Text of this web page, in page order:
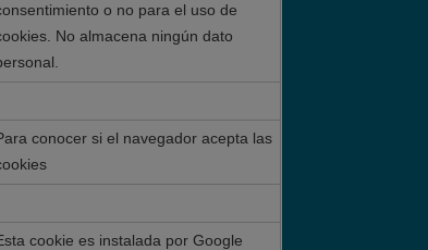
o no para el uso de
No almacena ningún dato
conocer si el navegador acepta las
cookie es instalada por Google